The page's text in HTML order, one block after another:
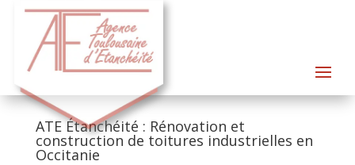
ATE Étanchéité : Rénovation et
construction de toitures industrielles en
Occitanie